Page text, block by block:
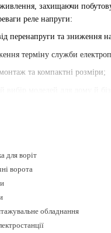
захищаючи
реле напруги:
перенапруги та зниження
терміну служби
та компактні розміри;
для воріт
ворота
обладнання